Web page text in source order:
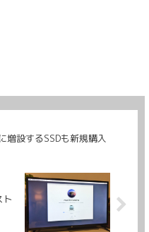
増設するSSDも新規購入